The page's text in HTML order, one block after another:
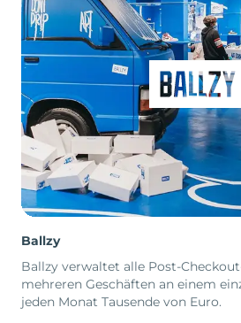
Ballzy
Ballzy verwaltet alle Post-
mehreren Geschäften an einem
jeden Monat Tausende von Euro.